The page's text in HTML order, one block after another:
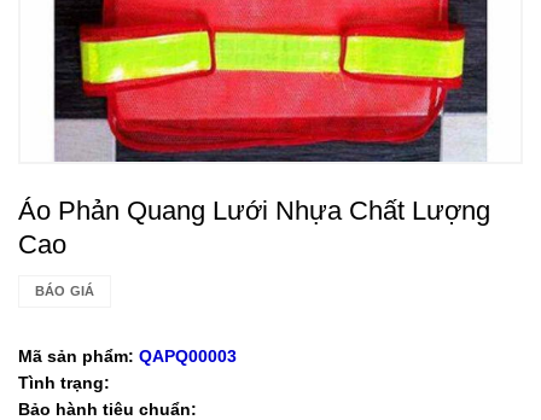
Áo Phản Quang Lưới Nhựa Chất Lượng
Cao
BÁO GIÁ
Mã sản phẩm: QAPQ00003
Tình trạng:
Bảo hành tiêu chuẩn: